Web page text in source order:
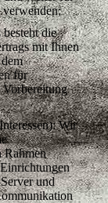
verwenden;
die
mit Ihnen
für
Wir
Rahmen
und